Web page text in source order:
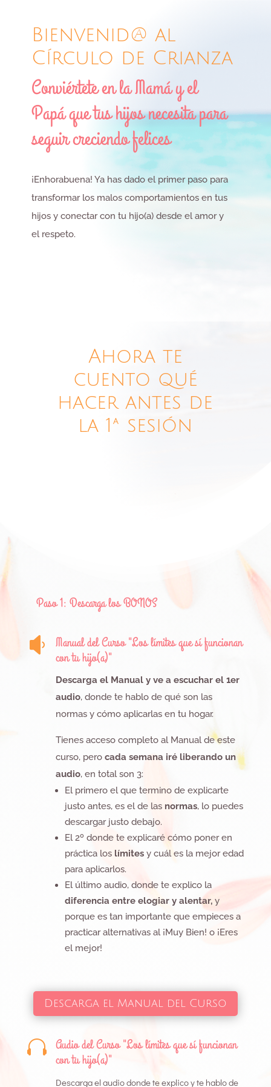
Bienvenid@ al
Círculo de Crianza
Conviértete en la Mamá y el
Papá que tus hijos necesita para
seguir creciendo felices
¡Enhorabuena! Ya has dado el primer paso para
transformar los malos comportamientos en tus
hijos y conectar con tu hijo(a) desde el amor y
el respeto.
Ahora te
cuento qué
hacer antes de
la 1ª sesión
Paso 1: Descarga los BONOS

Manual del Curso "Los límites que sí funcionan
con tu hijo(a)"
Descarga el Manual y ve a escuchar el 1er
audio, donde te hablo de qué son las
normas y cómo aplicarlas en tu hogar.
Tienes acceso completo al Manual de este
curso, pero cada semana iré liberando un
audio, en total son 3:
El primero el que termino de explicarte
justo antes, es el de las normas, lo puedes
descargar justo debajo.
El 2º donde te explicaré cómo poner en
práctica los límitesy cuál es la mejor edad
para aplicarlos.
El último audio, donde te explico la
diferencia entre elogiar y alentar,y
porque es tan importante que empieces a
practicar alternativas al ¡Muy Bien! o ¡Eres
el mejor!
Descarga el Manual del Curso
 Audio del Curso "Los límites que sí funcionan
con tu hijo(a)"
Descarga el audio donde te explico y te hablo de